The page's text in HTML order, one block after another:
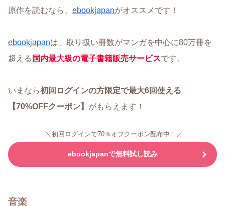
原作を読むなら、 ebookjapanがオススメです！
ebookjapanは、取り扱い冊数がマンガを中心に80万冊を
超える 国内最大級の電子書籍販売サービスです。
いまなら初回ログインの方限定で最大6回使える
【70%OFFクーポン】 がもらえます！
＼初回ログインで70％オフクーポン配布中！／
ebookjapanで無料試し読み
音楽